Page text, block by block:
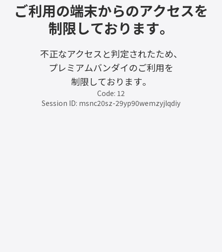
ご利用の端末からのアクセスを
制限しております。
不正なアクセスと判定されたため、
プレミアムバンダイのご利用を
制限しております。
Code: 12
Session ID: msnc20sz-29yp90wemzyjlqdiy